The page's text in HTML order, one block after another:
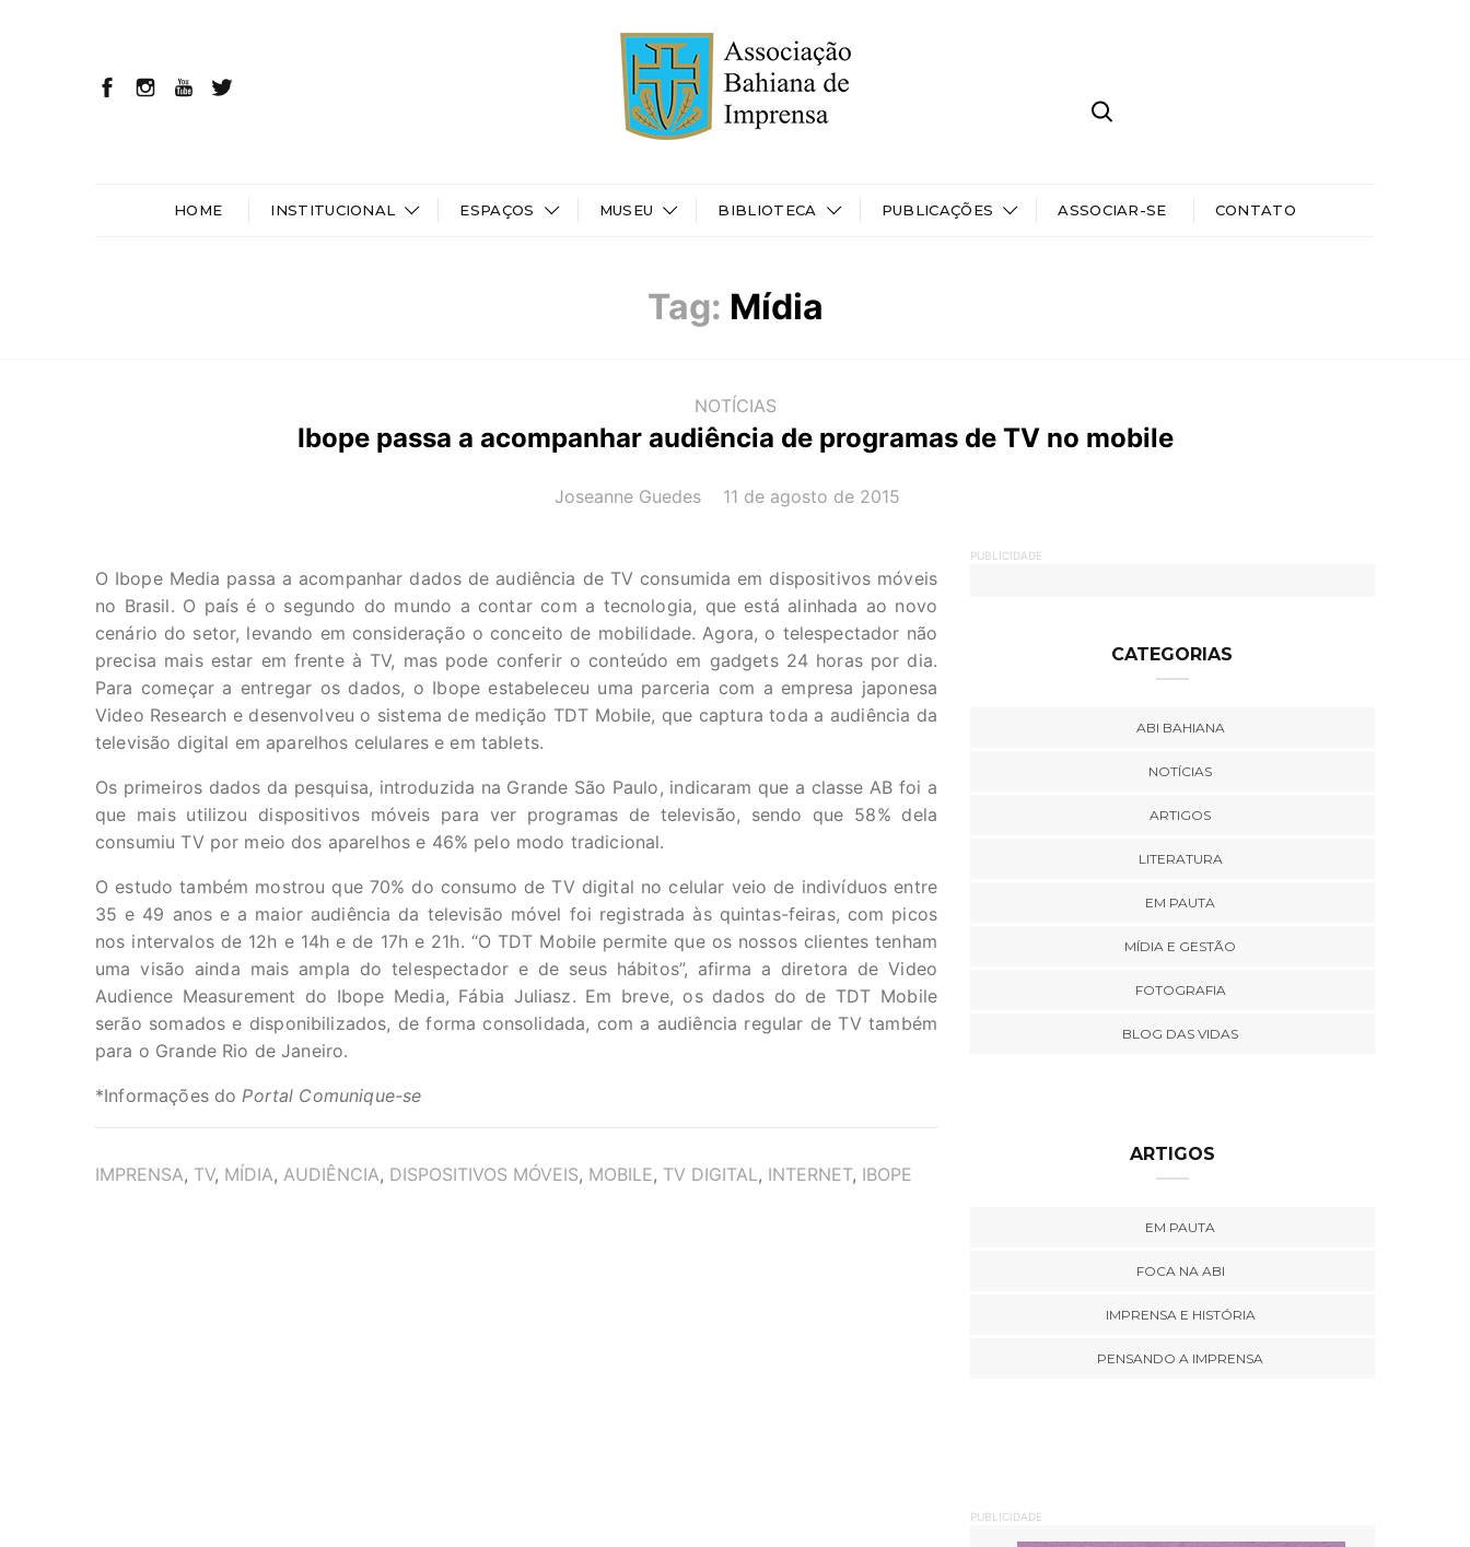
HOME INSTITUCIONAL ESPAÇOS MUSEU BIBLIOTECA PUBLICAÇÕES ASSOCIAR-SE CONTATO
Tag: Mídia
NOTÍCIAS
Ibope passa a acompanhar audiência de programas de TV no mobile
AUTOR(A):
Joseanne Guedes DATA:
11 de agosto de 2015
O Ibope Media passa a acompanhar dados de audiência de TV consumida em dispositivos móveis
no Brasil. O país é o segundo do mundo a contar com a tecnologia, que está alinhada ao novo
cenário do setor, levando em consideração o conceito de mobilidade. Agora, o telespectador não
precisa mais estar em frente à TV, mas pode conferir o conteúdo em gadgets 24 horas por dia.
Para começar a entregar os dados, o Ibope estabeleceu uma parceria com a empresa japonesa
Video Research e desenvolveu o sistema de medição TDT Mobile, que captura toda a audiência da
televisão digital em aparelhos celulares e em tablets.
Os primeiros dados da pesquisa, introduzida na Grande São Paulo, indicaram que a classe AB foi a
que mais utilizou dispositivos móveis para ver programas de televisão, sendo que 58% dela
consumiu TV por meio dos aparelhos e 46% pelo modo tradicional.
O estudo também mostrou que 70% do consumo de TV digital no celular veio de indivíduos entre
35 e 49 anos e a maior audiência da televisão móvel foi registrada às quintas-feiras, com picos
nos intervalos de 12h e 14h e de 17h e 21h. “O TDT Mobile permite que os nossos clientes tenham
uma visão ainda mais ampla do telespectador e de seus hábitos”, afirma a diretora de Video
Audience Measurement do Ibope Media, Fábia Juliasz. Em breve, os dados do de TDT Mobile
serão somados e disponibilizados, de forma consolidada, com a audiência regular de TV também
para o Grande Rio de Janeiro.
*Informações do Portal Comunique-se
TAGS
IMPRENSA, TV, MÍDIA, AUDIÊNCIA, DISPOSITIVOS MÓVEIS, MOBILE, TV DIGITAL, INTERNET, IBOPE
PUBLICIDADE
CATEGORIAS
ABI BAHIANA
NOTÍCIAS
ARTIGOS
LITERATURA
EM PAUTA
MÍDIA E GESTÃO
FOTOGRAFIA
BLOG DAS VIDAS
ARTIGOS
EM PAUTA
FOCA NA ABI
IMPRENSA E HISTÓRIA
PENSANDO A IMPRENSA
PUBLICIDADE